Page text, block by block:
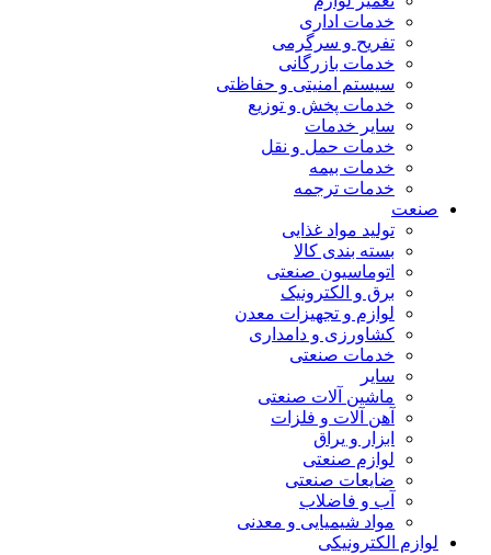
خدمات اداری
تفریح و سرگرمی
خدمات بازرگانی
سیستم امنیتی و حفاظتی
خدمات پخش و توزیع
سایر خدمات
خدمات حمل و نقل
خدمات بیمه
خدمات ترجمه
صنعت
تولید مواد غذایی
بسته بندی کالا
اتوماسیون صنعتی
برق و الکترونیک
لوازم و تجهیزات معدن
کشاورزی و دامداری
خدمات صنعتی
سایر
ماشین آلات صنعتی
آهن آلات و فلزات
ابزار و یراق
لوازم صنعتی
ضایعات صنعتی
آب و فاضلاب
مواد شیمیایی و معدنی
لوازم الکترونیکی